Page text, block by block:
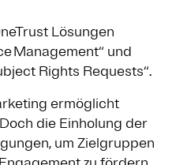
Lösungen
Management“ und
Rights Requests“.
ermöglicht
die Einholung der
um Zielgruppen